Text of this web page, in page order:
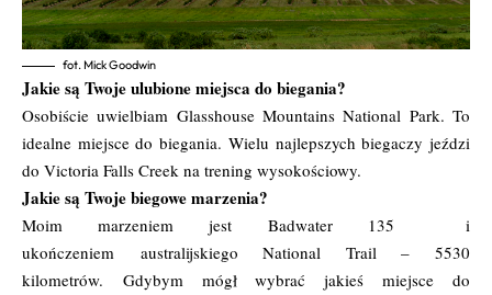
fot. Mick Goodwin
Jakie są Twoje ulubione miejsca do biegania?
Osobiście uwielbiam Glasshouse Mountains National Park. To
idealne miejsce do biegania. Wielu najlepszych biegaczy jeździ
do Victoria Falls Creek na trening wysokościowy.
Jakie są Twoje biegowe marzenia?
Moim marzeniem jest Badwater 135 i
ukończeniem australijskiegoNational Trail– 5530
kilometrów. Gdybym mógł wybrać jakieś miejsce do